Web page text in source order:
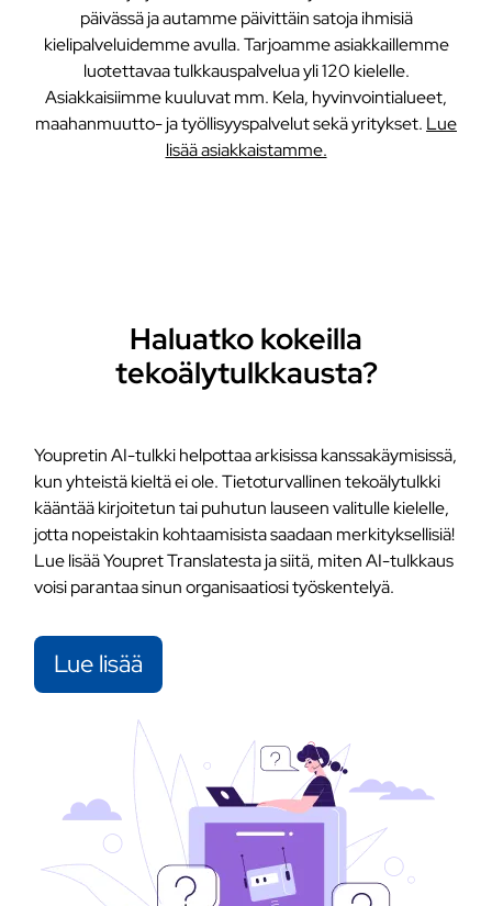
päivässä ja autamme päivittäin satoja ihmisiä
kielipalveluidemme avulla. Tarjoamme asiakkaillemme
luotettavaa tulkkauspalvelua yli 120 kielelle.
Asiakkaisiimme kuuluvat mm. Kela, hyvinvointialueet,
maahanmuutto- ja työllisyyspalvelut sekä yritykset. Lue
lisää asiakkaistamme.
Haluatko kokeilla
tekoälytulkkausta?
Youpretin AI-tulkki helpottaa arkisissa kanssakäymisissä,
kun yhteistä kieltä ei ole. Tietoturvallinen tekoälytulkki
kääntää kirjoitetun tai puhutun lauseen valitulle kielelle,
jotta nopeistakin kohtaamisista saadaan merkityksellisiä!
Lue lisää Youpret Translatesta ja siitä, miten AI-tulkkaus
voisi parantaa sinun organisaatiosi työskentelyä.
Lue lisää